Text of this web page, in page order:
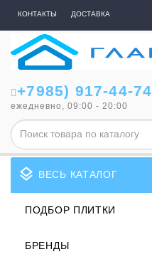
КОНТАКТЫ ДОСТАВКА
+7985) 917-44-74
ежедневно, 09:00 - 20:00
layers ВЕСЬ КАТАЛОГ
ПОДБОР ПЛИТКИ
БРЕНДЫ